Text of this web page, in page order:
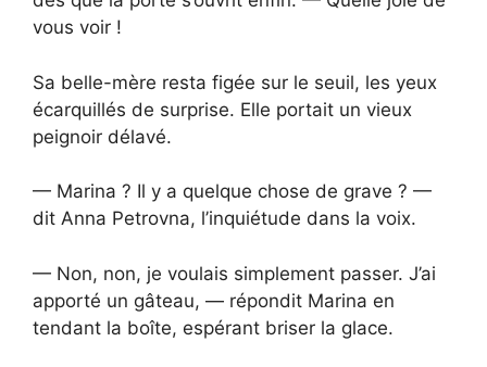
vous voir !
Sa belle-mère resta figée sur le seuil, les yeux
écarquillés de surprise. Elle portait un vieux
peignoir délavé.
— Marina ? Il y a quelque chose de grave ? —
dit Anna Petrovna, l’inquiétude dans la voix.
— Non, non, je voulais simplement passer. J’ai
apporté un gâteau, — répondit Marina en
tendant la boîte, espérant briser la glace.